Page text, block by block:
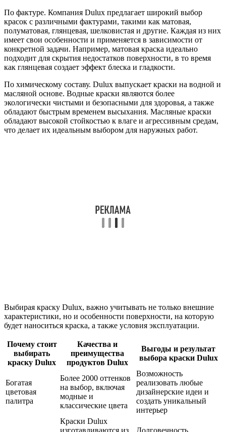
По фактуре. Компания Dulux предлагает широкий выбор
красок с различными фактурами, такими как матовая,
полуматовая, глянцевая, шелковистая и другие. Каждая из них
имеет свои особенности и применяется в зависимости от
конкретной задачи. Например, матовая краска идеально
подходит для скрытия недостатков поверхности, в то время
как глянцевая создает эффект блеска и гладкости.
По химическому составу. Dulux выпускает краски на водной и
масляной основе. Водные краски являются более
экологически чистыми и безопасными для здоровья, а также
обладают быстрым временем высыхания. Масляные краски
обладают высокой стойкостью к влаге и агрессивным средам,
что делает их идеальным выбором для наружных работ.
Выбирая краску Dulux, важно учитывать не только внешние
характеристики, но и особенности поверхности, на которую
будет наноситься краска, а также условия эксплуатации.
Почему стоит
выбирать
краску Dulux
Качества и
преимущества
продуктов Dulux
Выгоды и результат
выбора краски Dulux
Богатая
цветовая
палитра
Более 2000 оттенков
на выбор, включая
модные и
классические цвета
Возможность
реализовать любые
дизайнерские идеи и
создать уникальный
интерьер
Краски Dulux
изготавливаются из
Долговечность,